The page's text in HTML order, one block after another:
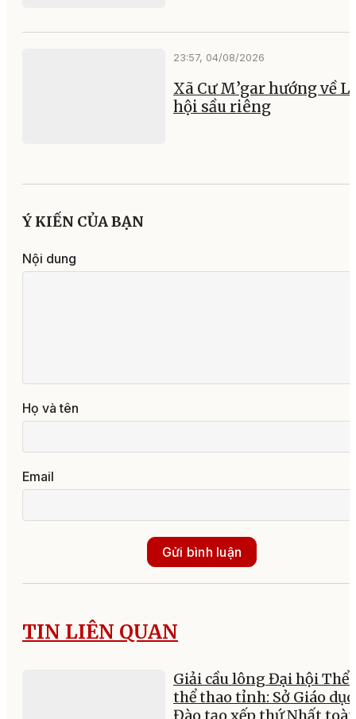
23:57, 04/08/2026
Xã Cư M’gar hướng về
hội sầu riêng
Ý KIẾN CỦA BẠN
Nội dung
Họ và tên
Email
Gửi bình luận
TIN LIÊN QUAN
Giải cầu lông Đại hội Thể
thể thao tỉnh: Sở Giáo dục